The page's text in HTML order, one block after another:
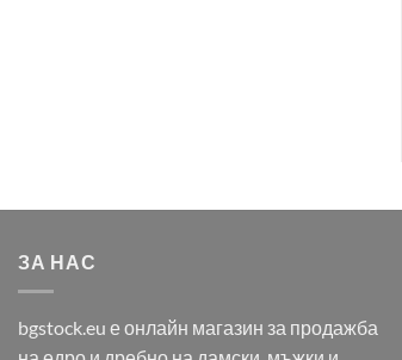
ЗА НАС
bgstock.eu е онлайн магазин за продажба